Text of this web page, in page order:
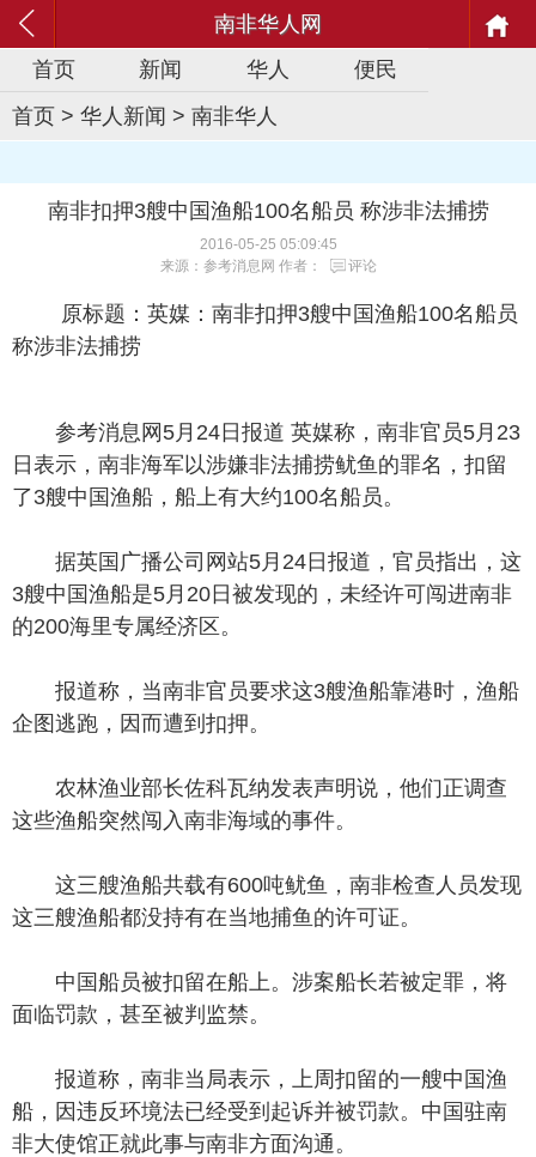
南非华人网
首页
新闻 华人
便民
首页 > 华人新闻 > 南非华人
南非扣押3艘中国渔船100名船员 称涉非法捕捞
2016-05-25 05:09:45
来源：参考消息网 作者：
评论
原标题：英媒：南非扣押3艘中国渔船100名船员
称涉非法捕捞
参考消息网5月24日报道 英媒称，南非官员5月23
日表示，南非海军以涉嫌非法捕捞鱿鱼的罪名，扣留
了3艘中国渔船，船上有大约100名船员。
据英国广播公司网站5月24日报道，官员指出，这
3艘中国渔船是5月20日被发现的，未经许可闯进南非
的200海里专属经济区。
报道称，当南非官员要求这3艘渔船靠港时，渔船
企图逃跑，因而遭到扣押。
农林渔业部长佐科瓦纳发表声明说，他们正调查
这些渔船突然闯入南非海域的事件。
这三艘渔船共载有600吨鱿鱼，南非检查人员发现
这三艘渔船都没持有在当地捕鱼的许可证。
中国船员被扣留在船上。涉案船长若被定罪，将
面临罚款，甚至被判监禁。
报道称，南非当局表示，上周扣留的一艘中国渔
船，因违反环境法已经受到起诉并被罚款。中国驻南
非大使馆正就此事与南非方面沟通。